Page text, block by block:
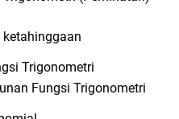
Trigonometri
Fungsi Trigonometri